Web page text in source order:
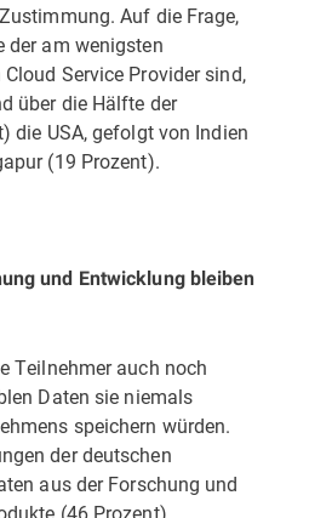
Auf die Frage,
der am wenigsten
Service Provider sind,
über die Hälfte der
die USA, gefolgt von Indien
(19 Prozent).
und Entwicklung bleiben
Teilnehmer auch noch
Daten sie niemals
speichern würden.
der deutschen
aus der Forschung und
(46 Prozent),